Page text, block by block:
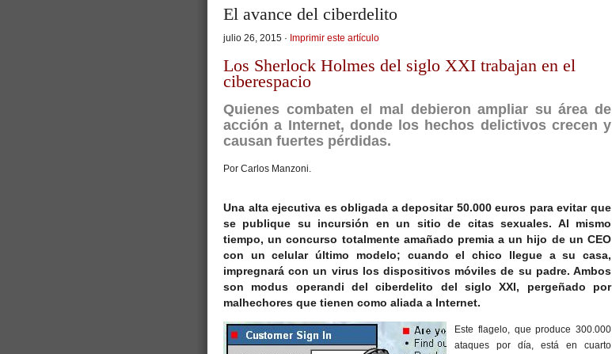
El avance del ciberdelito
julio 26, 2015 · Imprimir este artículo
Los Sherlock Holmes del siglo XXI trabajan en el
ciberespacio
Quienes combaten el mal debieron ampliar su área de
acción a Internet, donde los hechos delictivos crecen y
causan fuertes pérdidas.
Por Carlos Manzoni.
Una alta ejecutiva es obligada a depositar 50.000 euros para evitar que
se publique su incursión en un sitio de citas sexuales. Al mismo
tiempo, un concurso totalmente amañado premia a un hijo de un CEO
con un celular último modelo; cuando el chico llegue a su casa,
impregnará con un virus los dispositivos móviles de su padre. Ambos
son modus operandi del ciberdelito del siglo XXI, pergeñado por
malhechores que tienen como aliada a Internet.
Este flagelo, que produce 300.000
ataques por día, está en cuarto